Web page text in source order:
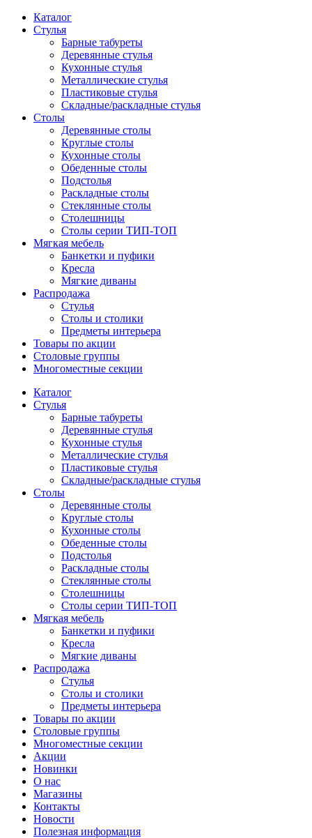
Каталог
Стулья
Барные табуреты
Деревянные стулья
Кухонные стулья
Металлические стулья
Пластиковые стулья
Складные/раскладные стулья
Столы
Деревянные столы
Круглые столы
Кухонные столы
Обеденные столы
Подстолья
Раскладные столы
Стеклянные столы
Столешницы
Столы серии ТИП-ТОП
Мягкая мебель
Банкетки и пуфики
Кресла
Мягкие диваны
Распродажа
Стулья
Столы и столики
Предметы интерьера
Товары по акции
Столовые группы
Многоместные секции
Каталог
Стулья
Барные табуреты
Деревянные стулья
Кухонные стулья
Металлические стулья
Пластиковые стулья
Складные/раскладные стулья
Столы
Деревянные столы
Круглые столы
Кухонные столы
Обеденные столы
Подстолья
Раскладные столы
Стеклянные столы
Столешницы
Столы серии ТИП-ТОП
Мягкая мебель
Банкетки и пуфики
Кресла
Мягкие диваны
Распродажа
Стулья
Столы и столики
Предметы интерьера
Товары по акции
Столовые группы
Многоместные секции
Акции
Новинки
О нас
Магазины
Контакты
Новости
Полезная информация